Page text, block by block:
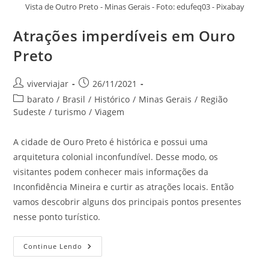
Vista de Outro Preto - Minas Gerais - Foto: edufeq03 - Pixabay
Atrações imperdíveis em Ouro
Preto
Autor
do
post:
viverviajar
Post
publicado:
26/11/2021
Categoria
do
barato / Brasil / Histórico / Minas Gerais / Região
Sudeste / turismo / Viagem
A cidade de Ouro Preto é histórica e possui uma
arquitetura colonial inconfundível. Desse modo, os
visitantes podem conhecer mais informações da
Inconfidência Mineira e curtir as atrações locais. Então
vamos descobrir alguns dos principais pontos presentes
nesse ponto turístico.
Continue Lendo Atrações
Imperdíveis